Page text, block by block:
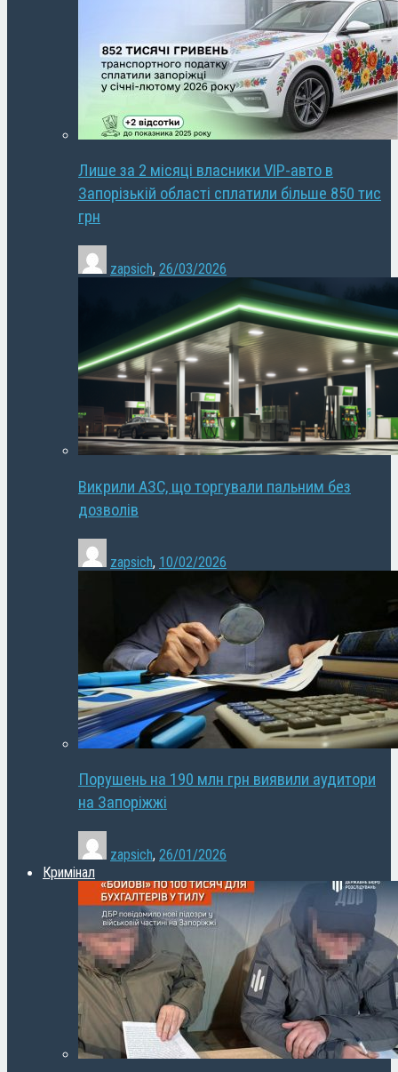
Лише за 2 місяці власники VIP-авто в
Запорізькій області сплатили більше 850 тис
грн
zapsich, 26/03/2026
Викрили АЗС, що торгували пальним без
дозволів
zapsich, 10/02/2026
Порушень на 190 млн грн виявили аудитори
на Запоріжжі
zapsich, 26/01/2026
Кримінал